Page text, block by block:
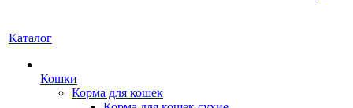
Каталог
Кошки
Корма для кошек